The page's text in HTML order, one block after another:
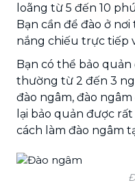
loãng từ 5 đến 10
Bạn cần để đào ở
nắng chiếu trực tiếp
Bạn có thể bảo
thường từ 2 đến 3
đào ngâm, đào
lại bảo quản được
cách làm đào ngâm